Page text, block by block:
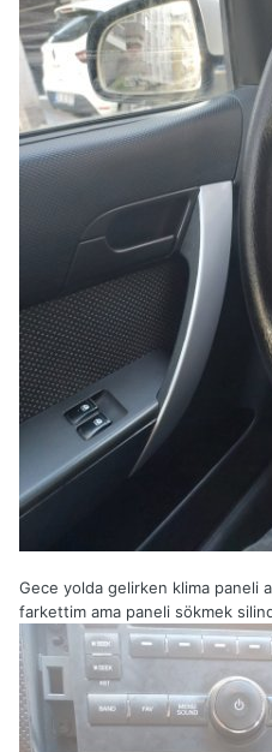
Gece yolda gelirken klima paneli
farkettim ama paneli sökmek